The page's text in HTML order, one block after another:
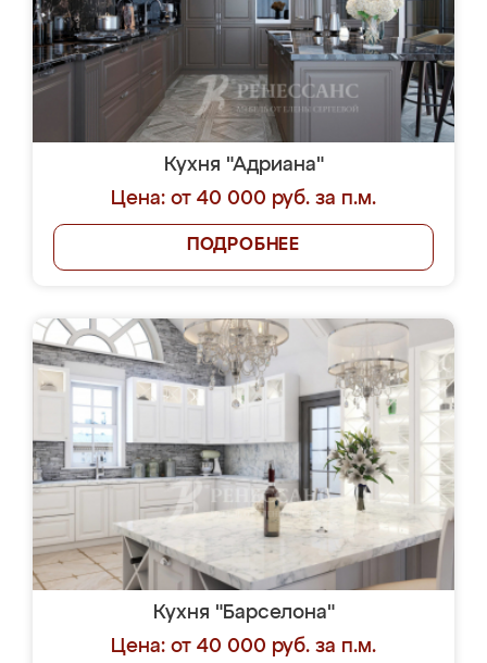
Кухня "Адриана"
Цена: от 40 000 руб. за п.м.
ПОДРОБНЕЕ
Кухня "Барселона"
Цена: от 40 000 руб. за п.м.